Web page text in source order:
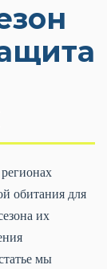
обитания для
их
мы